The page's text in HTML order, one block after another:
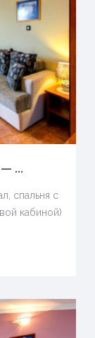
...
спальня с
кабиной)